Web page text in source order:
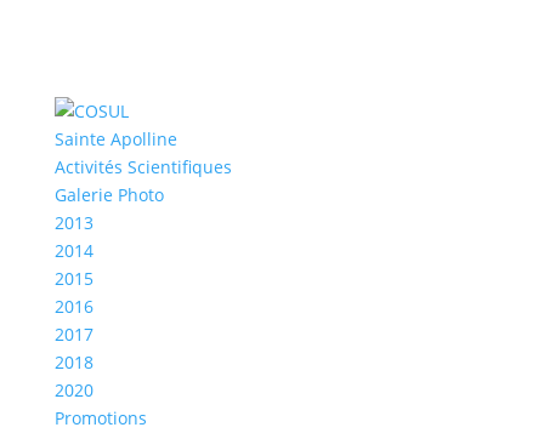
Sainte Apolline
Activités Scientifiques
Galerie Photo
2013
2014
2015
2016
2017
2018
2020
Promotions